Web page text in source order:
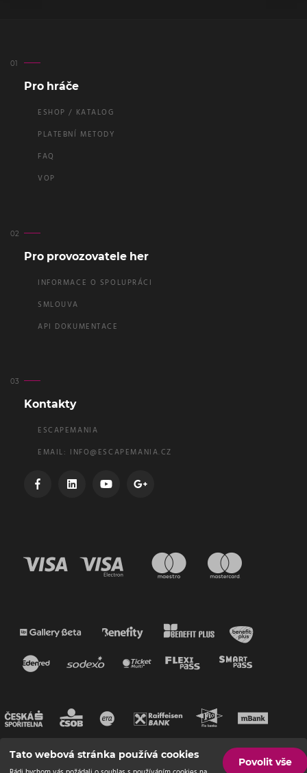
Pro hráče
ESHOP / KATALOG
PLATEBNÍ METODY
FAQ
VOP
Pro provozovatele her
INFORMACE O SPOLUPRÁCI
SMLOUVA
API DOKUMENTACE
Kontakty
ESCAPEMANIA
EMAIL: INFO@ESCAPEMANIA.CZ
Tato webová stránka používá cookies
Povolit vše